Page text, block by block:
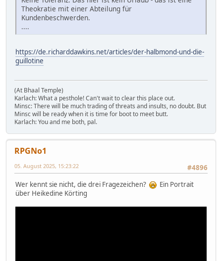
Theokratie mit einer Abteilung für
Kundenbeschwerden.
....
https://de.richarddawkins.net/articles/der-halbmond-und-die-
guillotine
(At Bhaal Temple)
Karlach: What a pesthole! Can't wait to clear this place out.
Minsc: There will be much trading of threats and insults, no doubt. But
Minsc will be ready when it is time for boot to meet butt.
Karlach: You and me both, pal.
RPGNo1
#4896
05. August 2025, 15:23:22
Wer kennt sie nicht, die drei Fragezeichen?
Ein Portrait
über Heikedine Körting